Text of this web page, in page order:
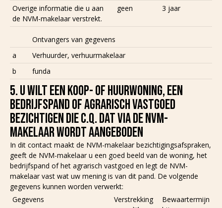
Overige informatie die u aan
de NVM-makelaar verstrekt.
geen 3 jaar
Ontvangers van gegevens
a
Verhuurder, verhuurmakelaar
b
funda
5. U WILT EEN KOOP- OF HUURWONING, EEN
BEDRIJFSPAND OF AGRARISCH VASTGOED
BEZICHTIGEN DIE C.Q. DAT VIA DE NVM-
MAKELAAR WORDT AANGEBODEN
In dit contact maakt de NVM-makelaar bezichtigingsafspraken,
geeft de NVM-makelaar u een goed beeld van de woning, het
bedrijfspand of het agrarisch vastgoed en legt de NVM-
makelaar vast wat uw mening is van dit pand. De volgende
gegevens kunnen worden verwerkt:
Gegevens
Verstrekking
Bewaartermijn